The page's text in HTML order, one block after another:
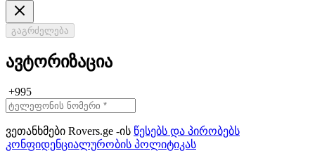
გაგრძელება
ავტორიზაცია
+995
ვეთანხმები Rovers.ge -ის წესებს და პირობებს
კონფიდენციალურობის პოლიტიკას